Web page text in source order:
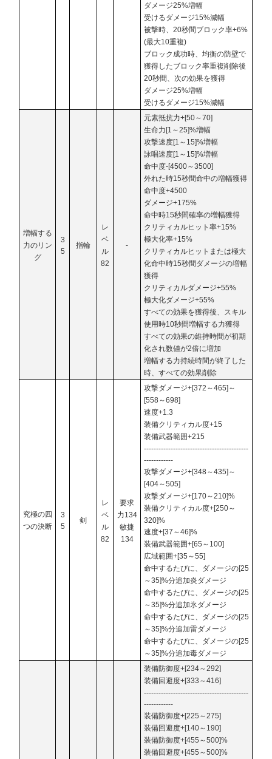
ダメージ25%増幅
受けるダメージ15%減幅
被撃時、20秒間ブロック率+6%
(最大10重複)
ブロック成功時、均衡の防壁で
獲得したブロック率重複削除後
20秒間、次の効果を獲得
ダメージ25%増幅
受けるダメージ15%減幅
増幅する
力のリン
グ
3
5
指輪
レ
ベ
ル
82
-
元素抵抗力+[50～70]
生命力[1～25]%増幅
攻撃速度[1～15]%増幅
詠唱速度[1～15]%増幅
命中度-[4500～3500]
外れた時15秒間命中の増幅獲得
命中度+4500
ダメージ+175%
命中時15秒間確率の増幅獲得
クリティカルヒット率+15%
極大化率+15%
クリティカルヒットまたは極大
化命中時15秒間ダメージの増幅
獲得
クリティカルダメージ+55%
極大化ダメージ+55%
すべての効果を獲得後、スキル
使用時10秒間増幅する力獲得
すべての効果の維持時間が初期
化され数値が2倍に増加
増幅する力持続時間が終了した
時、すべての効果削除
究極の四
つの決断
3
5
剣
レ
ベ
ル
82
要求
力134
敏捷
134
攻撃ダメージ+[372～465]～
[558～698]
速度+1.3
装備クリティカル度+15
装備武器範囲+215
-------------------------------------------
------------
攻撃ダメージ+[348～435]～
[404～505]
攻撃ダメージ+[170～210]%
装備クリティカル度+[250～
320]%
速度+[37～46]%
装備武器範囲+[65～100]
広域範囲+[35～55]
命中するたびに、ダメージの[25
～35]%分追加炎ダメージ
命中するたびに、ダメージの[25
～35]%分追加氷ダメージ
命中するたびに、ダメージの[25
～35]%分追加雷ダメージ
命中するたびに、ダメージの[25
～35]%分追加毒ダメージ
装備防御度+[234～292]
装備回避度+[333～416]
-------------------------------------------
------------
装備防御度+[225～275]
装備回避度+[140～190]
装備防御度+[455～500]%
装備回避度+[455～500]%